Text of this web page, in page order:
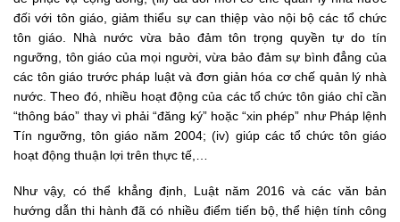
đối với tôn giáo, giảm thiểu sự can thiệp vào nội bộ các tổ chức
tôn giáo. Nhà nước vừa bảo đảm tôn trọng quyền tự do tín
ngưỡng, tôn giáo của mọi người, vừa bảo đảm sự bình đẳng của
các tôn giáo trước pháp luật và đơn giản hóa cơ chế quản lý nhà
nước. Theo đó, nhiều hoạt động của các tổ chức tôn giáo chỉ cần
“thông báo” thay vì phải “đăng ký” hoặc “xin phép” như Pháp lệnh
Tín ngưỡng, tôn giáo năm 2004; (iv) giúp các tổ chức tôn giáo
hoạt động thuận lợi trên thực tế,…
Như vậy, có thể khẳng định, Luật năm 2016 và các văn bản
hướng dẫn thi hành đã có nhiều điểm tiến bộ, thể hiện tính công